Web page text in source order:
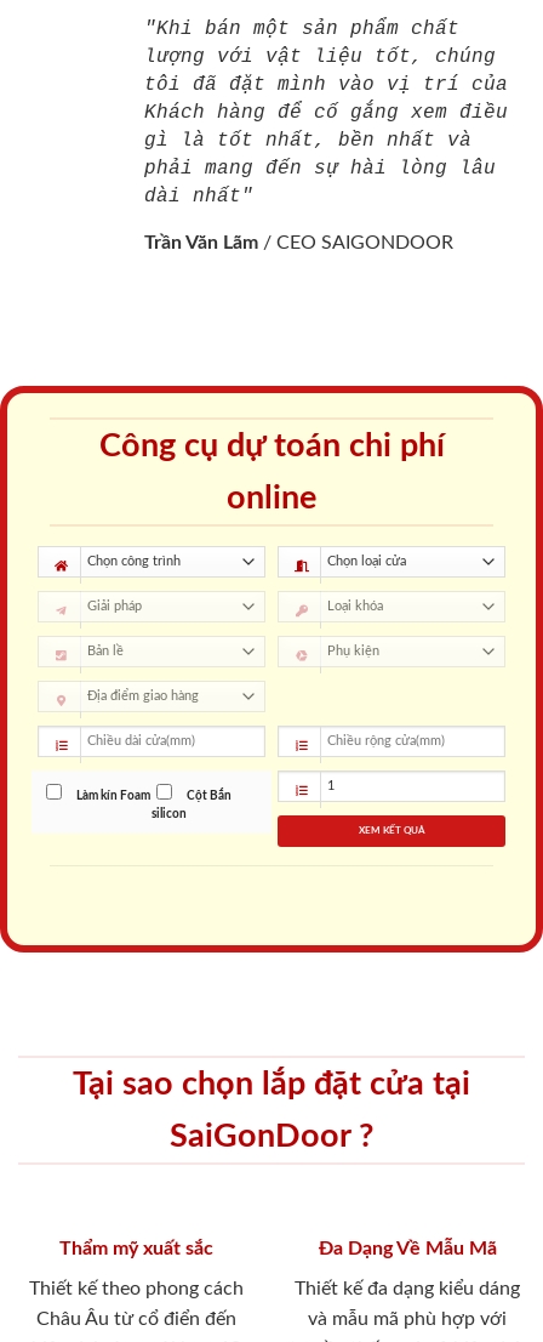
"Khi bán một sản phẩm chất
lượng với vật liệu tốt, chúng
tôi đã đặt mình vào vị trí của
Khách hàng để cố gắng xem điều
gì là tốt nhất, bền nhất và
phải mang đến sự hài lòng lâu
dài nhất"
Trần Văn Lãm / CEO SAIGONDOOR
Công cụ dự toán chi phí
online
Làm kín Foam
Cột Bắn
silicon
XEM KẾT QUẢ
Tại sao chọn lắp đặt cửa tại
SaiGonDoor ?
Thẩm mỹ xuất sắc
Thiết kế theo phong cách
Châu Âu từ cổ điển đến
Đa Dạng Về Mẫu Mã
Thiết kế đa dạng kiểu dáng
và mẫu mã phù hợp với